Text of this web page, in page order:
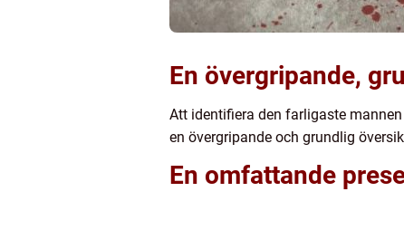
En övergripande,
Att identifiera den farligaste
en övergripande och grundlig
En omfattande